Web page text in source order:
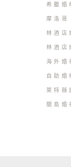
希臘婚
摩洛哥
林酒店
林酒店
海外婚
自助婚
萊特薇
關島婚